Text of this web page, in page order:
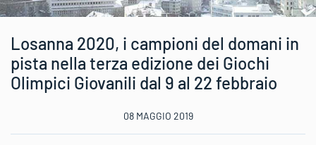
Losanna 2020, i campioni del domani in
pista nella terza edizione dei Giochi
Olimpici Giovanili dal 9 al 22 febbraio
08 MAGGIO 2019